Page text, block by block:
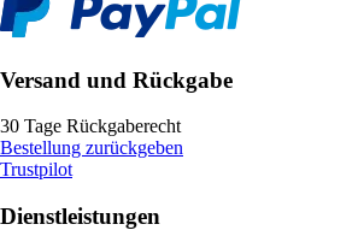
Versand und Rückgabe
30 Tage Rückgaberecht
Bestellung zurückgeben
Trustpilot
Dienstleistungen